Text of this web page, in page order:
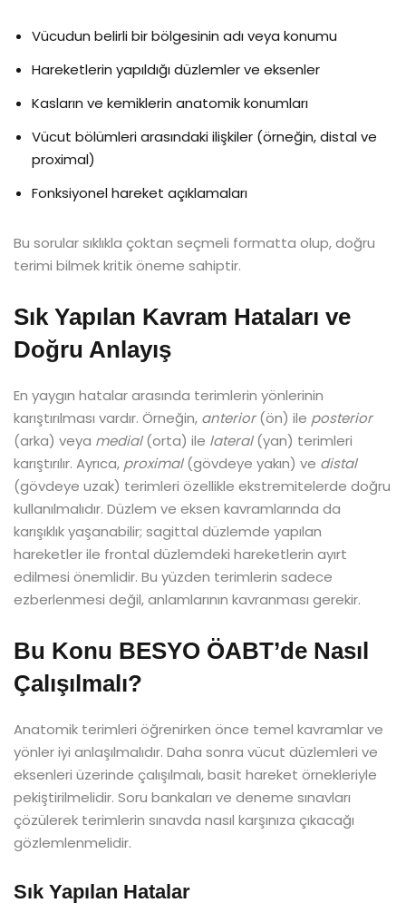
Vücudun belirli bir bölgesinin adı veya konumu
Hareketlerin yapıldığı düzlemler ve eksenler
Kasların ve kemiklerin anatomik konumları
Vücut bölümleri arasındaki ilişkiler (örneğin, distal ve
proximal)
Fonksiyonel hareket açıklamaları
Bu sorular sıklıkla çoktan seçmeli formatta olup, doğru
terimi bilmek kritik öneme sahiptir.
Sık Yapılan Kavram Hataları ve
Doğru Anlayış
En yaygın hatalar arasında terimlerin yönlerinin
karıştırılması vardır. Örneğin, anterior(ön) ile posterior
(arka) veya medial(orta) ile lateral(yan) terimleri
karıştırılır. Ayrıca, proximal(gövdeye yakın) ve distal
(gövdeye uzak) terimleri özellikle ekstremitelerde doğru
kullanılmalıdır. Düzlem ve eksen kavramlarında da
karışıklık yaşanabilir; sagittal düzlemde yapılan
hareketler ile frontal düzlemdeki hareketlerin ayırt
edilmesi önemlidir. Bu yüzden terimlerin sadece
ezberlenmesi değil, anlamlarının kavranması gerekir.
Bu Konu BESYO ÖABT’de Nasıl
Çalışılmalı?
Anatomik terimleri öğrenirken önce temel kavramlar ve
yönler iyi anlaşılmalıdır. Daha sonra vücut düzlemleri ve
eksenleri üzerinde çalışılmalı, basit hareket örnekleriyle
pekiştirilmelidir. Soru bankaları ve deneme sınavları
çözülerek terimlerin sınavda nasıl karşınıza çıkacağı
gözlemlenmelidir.
Sık Yapılan Hatalar